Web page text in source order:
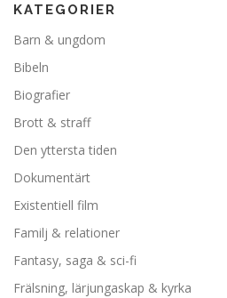
KATEGORIER
Barn & ungdom
Bibeln
Biografier
Brott & straff
Den yttersta tiden
Dokumentärt
Existentiell film
Familj & relationer
Fantasy, saga & sci-fi
Frälsning, lärjungaskap & kyrka